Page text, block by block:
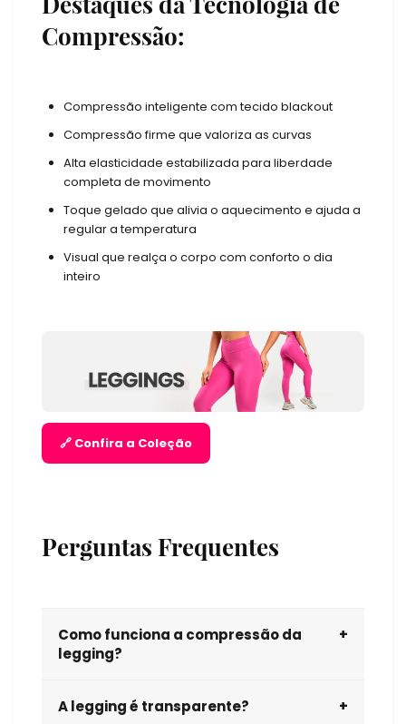
Compressão:
Compressão inteligente com tecido blackout
Compressão firme que valoriza as curvas
Alta elasticidade estabilizada para liberdade
completa de movimento
Toque gelado que alivia o aquecimento e ajuda a
regular a temperatura
Visual que realça o corpo com conforto o dia
inteiro
🔗 Confira a Coleção
Perguntas Frequentes
Como funciona a compressão da
legging?
+
musculatura, ajudar na circulação e promover
A legging é transparente? +